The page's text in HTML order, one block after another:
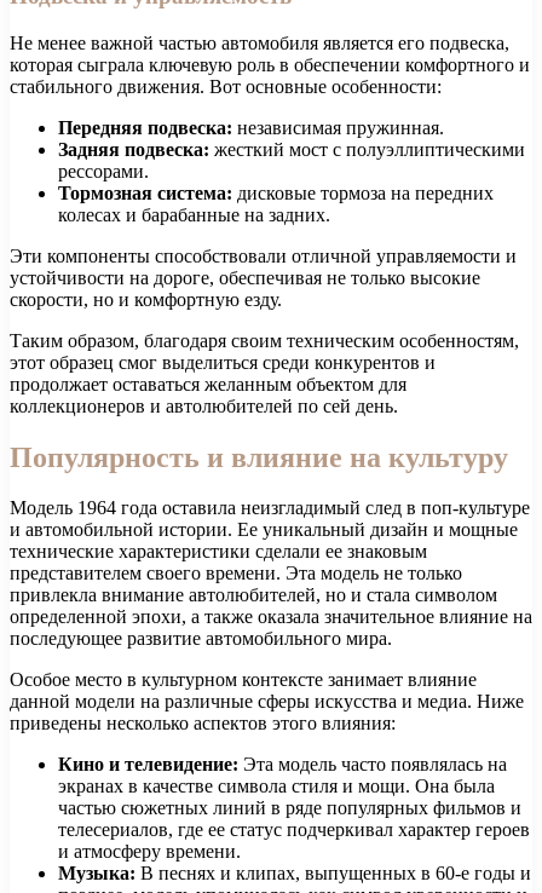
Не менее важной частью автомобиля является его подвеска,
которая сыграла ключевую роль в обеспечении комфортного и
стабильного движения. Вот основные особенности:
Передняя подвеска: независимая пружинная.
Задняя подвеска: жесткий мост с полуэллиптическими
рессорами.
Тормозная система: дисковые тормоза на передних
колесах и барабанные на задних.
Эти компоненты способствовали отличной управляемости и
устойчивости на дороге, обеспечивая не только высокие
скорости, но и комфортную езду.
Таким образом, благодаря своим техническим особенностям,
этот образец смог выделиться среди конкурентов и
продолжает оставаться желанным объектом для
коллекционеров и автолюбителей по сей день.
Популярность и влияние на культуру
Модель 1964 года оставила неизгладимый след в поп-культуре
и автомобильной истории. Ее уникальный дизайн и мощные
технические характеристики сделали ее знаковым
представителем своего времени. Эта модель не только
привлекла внимание автолюбителей, но и стала символом
определенной эпохи, а также оказала значительное влияние на
последующее развитие автомобильного мира.
Особое место в культурном контексте занимает влияние
данной модели на различные сферы искусства и медиа. Ниже
приведены несколько аспектов этого влияния:
Кино и телевидение: Эта модель часто появлялась на
экранах в качестве символа стиля и мощи. Она была
частью сюжетных линий в ряде популярных фильмов и
телесериалов, где ее статус подчеркивал характер героев
и атмосферу времени.
Музыка: В песнях и клипах, выпущенных в 60-е годы и